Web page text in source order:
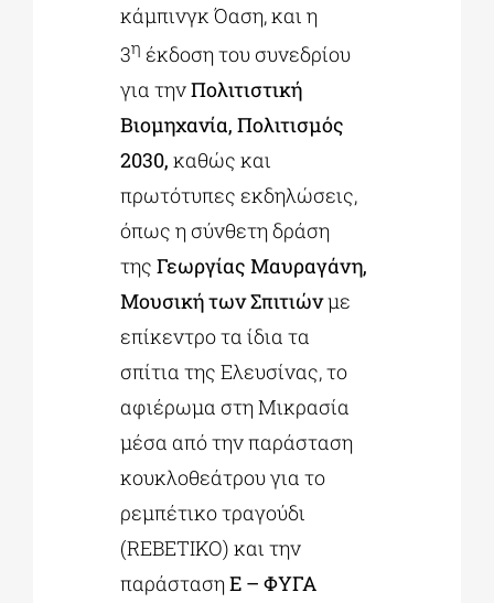
κάμπινγκ Όαση, και η
3η έκδοση του συνεδρίου
για τηνΠολιτιστική
Βιομηχανία, Πολιτισμός
2030,καθώς και
πρωτότυπες εκδηλώσεις,
όπως η σύνθετη δράση
τηςΓεωργίας Μαυραγάνη,
Μουσική των Σπιτιώνμε
επίκεντρο τα ίδια τα
σπίτια της Ελευσίνας, το
αφιέρωμα στη Μικρασία
μέσα από την παράσταση
κουκλοθεάτρου για το
ρεμπέτικο τραγούδι
(REBETIKO) και την
παράστασηE – ΦΥΓΑ